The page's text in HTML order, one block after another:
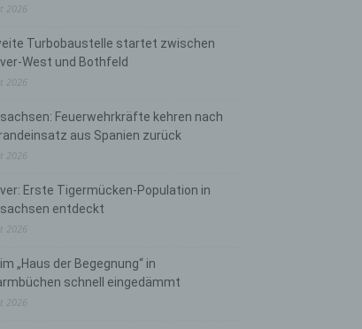
2026
Turbobaustelle startet zwischen
West und Bothfeld
2026
Feuerwehrkräfte kehren nach
aus Spanien zurück
2026
Erste Tigermücken-Population in
entdeckt
2026
„Haus der Begegnung“ in
schnell eingedämmt
2026